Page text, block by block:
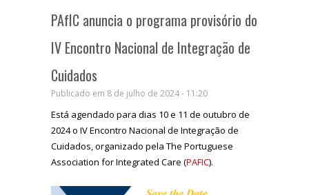
PAfIC anuncia o programa provisório do
IV Encontro Nacional de Integração de
Cuidados
Publicado em 8 de julho de 2024 - 11:20
Está agendado para dias 10 e 11 de outubro de
2024 o IV Encontro Nacional de Integração de
Cuidados, organizado pela The Portuguese
Association for Integrated Care (PAFIC).